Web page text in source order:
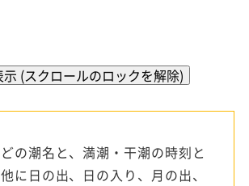
示 (スクロールのロックを解除)
の潮名と、満潮・干潮の時刻と
に日の出、日の入り、月の出、